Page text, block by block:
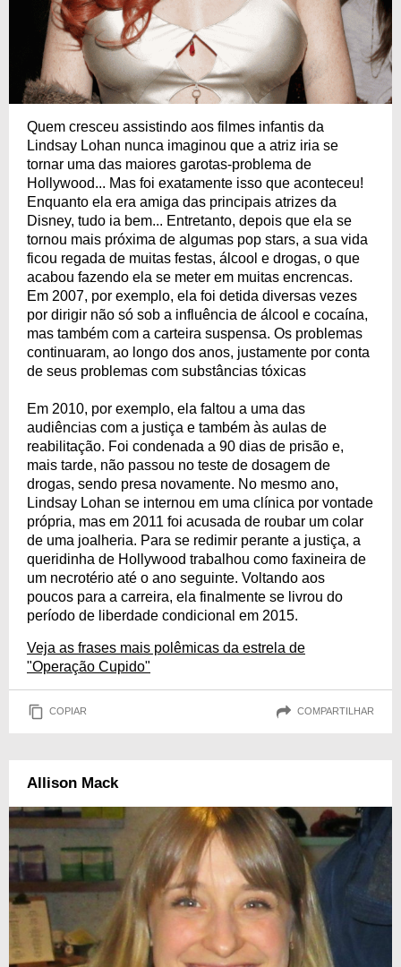
Quem cresceu assistindo aos filmes infantis da
Lindsay Lohan nunca imaginou que a atriz iria se
tornar uma das maiores garotas-problema de
Hollywood... Mas foi exatamente isso que aconteceu!
Enquanto ela era amiga das principais atrizes da
Disney, tudo ia bem... Entretanto, depois que ela se
tornou mais próxima de algumas pop stars, a sua vida
ficou regada de muitas festas, álcool e drogas, o que
acabou fazendo ela se meter em muitas encrencas.
Em 2007, por exemplo, ela foi detida diversas vezes
por dirigir não só sob a influência de álcool e cocaína,
mas também com a carteira suspensa. Os problemas
continuaram, ao longo dos anos, justamente por conta
de seus problemas com substâncias tóxicas
Em 2010, por exemplo, ela faltou a uma das
audiências com a justiça e também às aulas de
reabilitação. Foi condenada a 90 dias de prisão e,
mais tarde, não passou no teste de dosagem de
drogas, sendo presa novamente. No mesmo ano,
Lindsay Lohan se internou em uma clínica por vontade
própria, mas em 2011 foi acusada de roubar um colar
de uma joalheria. Para se redimir perante a justiça, a
queridinha de Hollywood trabalhou como faxineira de
um necrotério até o ano seguinte. Voltando aos
poucos para a carreira, ela finalmente se livrou do
período de liberdade condicional em 2015.
Veja as frases mais polêmicas da estrela de
"Operação Cupido"
COPIAR COMPARTILHAR
Allison Mack